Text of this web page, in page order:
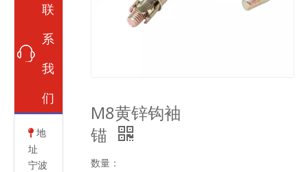
联
系
我
们
 地
址
宁波
M8黄锌钩袖
锚
数量：